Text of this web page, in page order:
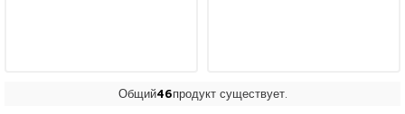
Общий46продукт существует.